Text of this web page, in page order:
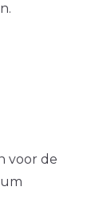
voor de